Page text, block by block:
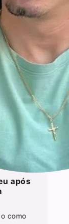
após
como